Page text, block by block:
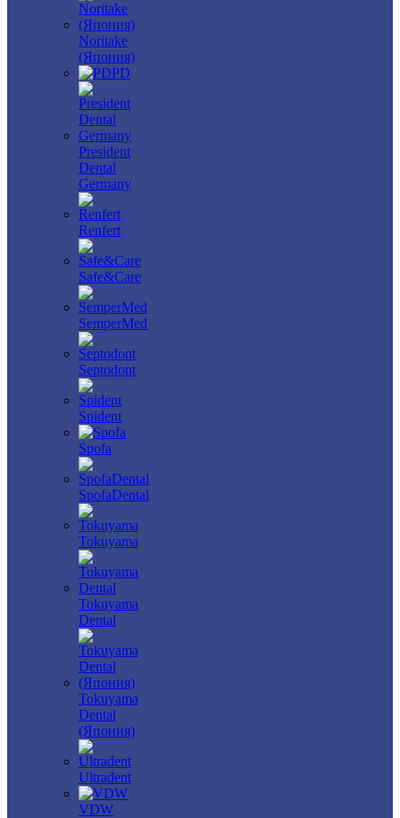
Noritake
(Япония)
PD
President
Dental
Germany
Renfert
Safe&Care
SemperMed
Septodont
Spident
Spofa
SpofaDental
Tokuyama
Tokuyama
Dental
Tokuyama
Dental
(Япония)
Ultradent
VDW